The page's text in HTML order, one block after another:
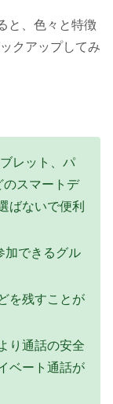
と、色々と特徴
クアップしてみ
レット、パ
のスマートデ
ばないで便利
加できるグル
を残すことが
り通話の安全
ベート通話が